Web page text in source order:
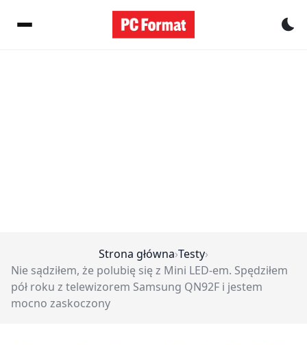
Strona główna›Testy›
Nie sądziłem, że polubię się z Mini LED-em. Spędziłem
pół roku z telewizorem Samsung QN92F i jestem
mocno zaskoczony